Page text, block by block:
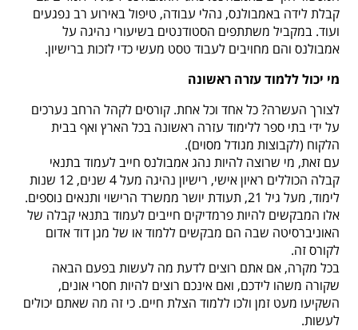
קבלת לידה באמבולנס, נהלי עבודה, טיפול באירוע רב נפגעים
ועוד. במקביל משתתפים הסטודנטים בשיעורי נהיגה על
אמבולנס והם מחויבים לעבוד טסט מעשי כדי לזכות ברישיון.
מי יכול ללמוד עזרה ראשונה
לצורך העשרה? כל אחד וכל אחת. קורסים לקהל הרחב נערכים
על ידי בתי ספר ללימוד עזרה ראשונה בכל הארץ ואף בבית
הלקוח (לקבוצות מגודל מסוים).
עם זאת, מי שרוצה להיות נהג אמבולנס חייב לעמוד בתנאי
קבלה הכוללים ראיון אישי, רישיון נהיגה מעל 4 שנים, 12 שנות
לימוד, מעל גיל 21, תעודת יושר ממשרד הרישוי ותנאים נוספים.
אלו המבקשים להיות פרמדיקים חייבים לעמוד בתנאי קבלה של
האוניברסיטה שבה הם מבקשים ללמוד או של מגן דוד אדום
לקורס זה.
בכל מקרה, אם אתם רוצים לדעת מה לעשות בפעם הבאה
שקורה משהו לידכם, ואם אינכם רוצים להיות חסרי אונים,
השקיעו מעט זמן ולכו ללמוד הצלת חיים. כי זה מה שאתם יכולים
לעשות.